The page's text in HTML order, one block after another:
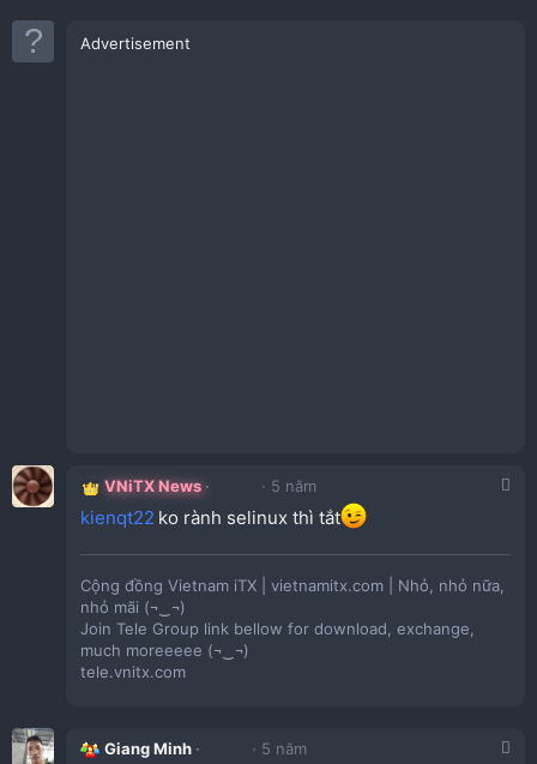
Advertisement
VNiTX News 5 năm
kienqt22 ko rành selinux thì tắt
Cộng đồng Vietnam iTX | vietnamitx.com | Nhỏ, nhỏ nữa,
nhỏ mãi (¬‿¬)
Join Tele Group link bellow for download, exchange,
much moreeeee (¬‿¬)
tele.vnitx.com
Giang Minh 5 năm